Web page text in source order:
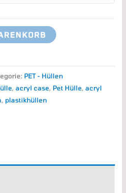
PET - Hüllen
,acryl case, Pet Hülle,acryl
, plastikhüllen